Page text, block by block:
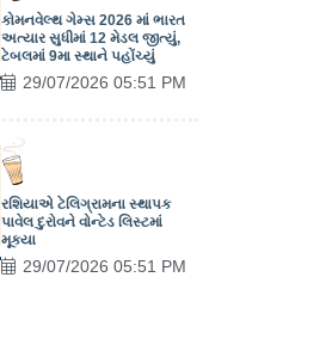
કોમનવેલ્થ ગેમ્સ 2026 માં ભારત
અત્યાર સુધીમાં 12 મેડલ જીત્યું,
ટેબલમાં 9મા સ્થાને પહોંચ્યું
29/07/2026 05:51 PM
રશિયાએ ટેલિગ્રામના સ્થાપક
પાવેલ દુરોવને વોન્ટેડ લિસ્ટમાં
મૂક્યા
29/07/2026 05:51 PM